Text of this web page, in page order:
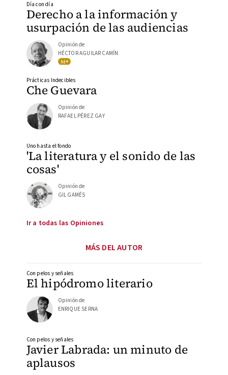
Derecho a la información y
usurpación de las audiencias
Día con día
Opinión de
HÉCTOR AGUILAR CAMÍN
Che Guevara
Prácticas Indecibles
Opinión de
RAFAEL PÉREZ GAY
'La literatura y el sonido de las
cosas'
Uno hasta el fondo
Opinión de
GIL GAMÉS
Ir a todas las Opiniones
MÁS DEL AUTOR
El hipódromo literario
Con pelos y señales
Opinión de
ENRIQUE SERNA
Javier Labrada: un minuto de
aplausos
Con pelos y señales